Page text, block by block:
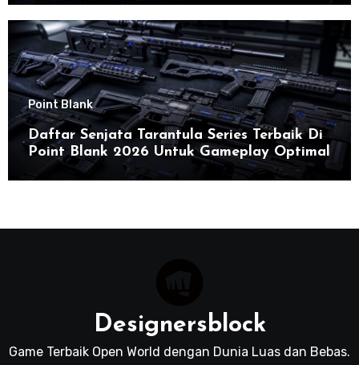
Point Blank
Daftar Senjata Tarantula Series Terbaik Di
Point Blank 2026 Untuk Gameplay Optimal
Designersblock
Game Terbaik Open World dengan Dunia Luas dan Bebas.